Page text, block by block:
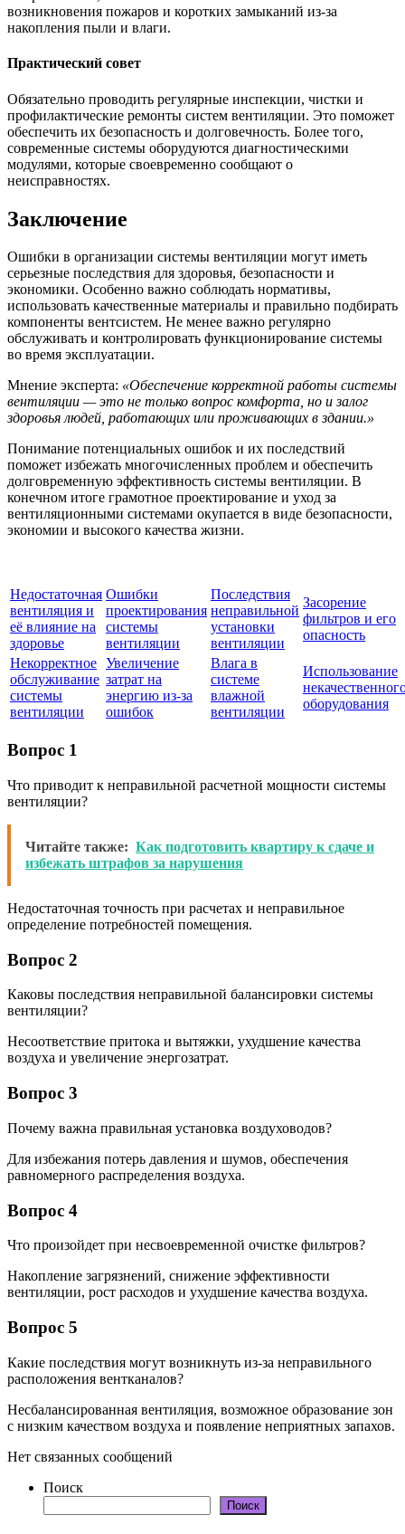
возникновения пожаров и коротких замыканий из-за
накопления пыли и влаги.
Практический совет
Обязательно проводить регулярные инспекции, чистки и
профилактические ремонты систем вентиляции. Это поможет
обеспечить их безопасность и долговечность. Более того,
современные системы оборудуются диагностическими
модулями, которые своевременно сообщают о
неисправностях.
Заключение
Ошибки в организации системы вентиляции могут иметь
серьезные последствия для здоровья, безопасности и
экономики. Особенно важно соблюдать нормативы,
использовать качественные материалы и правильно подбирать
компоненты вентсистем. Не менее важно регулярно
обслуживать и контролировать функционирование системы
во время эксплуатации.
Мнение эксперта: «Обеспечение корректной работы системы
вентиляции — это не только вопрос комфорта, но и залог
здоровья людей, работающих или проживающих в здании.»
Понимание потенциальных ошибок и их последствий
поможет избежать многочисленных проблем и обеспечить
долговременную эффективность системы вентиляции. В
конечном итоге грамотное проектирование и уход за
вентиляционными системами окупается в виде безопасности,
экономии и высокого качества жизни.
Недостаточная
вентиляция и
её влияние на
здоровье
Ошибки
проектирования
системы
вентиляции
Последствия
неправильной
установки
вентиляции
Засорение
фильтров и его
опасность
Некорректное
обслуживание
системы
вентиляции
Увеличение
затрат на
энергию из-за
ошибок
Влага в
системе
влажной
вентиляции
Использование
оборудования
Вопрос 1
Что приводит к неправильной расчетной мощности системы
вентиляции?
Читайте также: Как подготовить квартиру к сдаче и
избежать штрафов за нарушения
Недостаточная точность при расчетах и неправильное
определение потребностей помещения.
Вопрос 2
Каковы последствия неправильной балансировки системы
вентиляции?
Несоответствие притока и вытяжки, ухудшение качества
воздуха и увеличение энергозатрат.
Вопрос 3
Почему важна правильная установка воздуховодов?
Для избежания потерь давления и шумов, обеспечения
равномерного распределения воздуха.
Вопрос 4
Что произойдет при несвоевременной очистке фильтров?
Накопление загрязнений, снижение эффективности
вентиляции, рост расходов и ухудшение качества воздуха.
Вопрос 5
Какие последствия могут возникнуть из-за неправильного
расположения вентканалов?
Несбалансированная вентиляция, возможное образование зон
с низким качеством воздуха и появление неприятных запахов.
Нет связанных сообщений
Поиск
Поиск